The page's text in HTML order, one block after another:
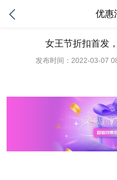
优惠
女王节折扣首发
发布时间：2022-03-07